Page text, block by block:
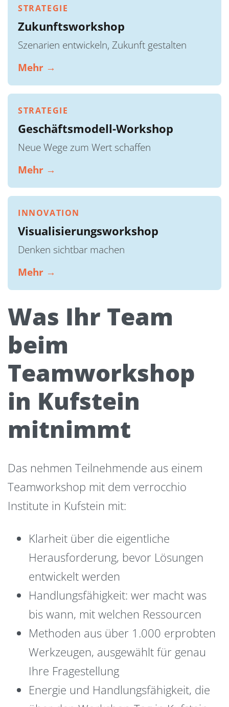
STRATEGIE
Zukunftsworkshop
Szenarien entwickeln, Zukunft gestalten
Mehr →
STRATEGIE
Geschäftsmodell-Workshop
Neue Wege zum Wert schaffen
Mehr →
INNOVATION
Visualisierungsworkshop
Denken sichtbar machen
Mehr →
Was Ihr Team
beim
Teamworkshop
in Kufstein
mitnimmt
Das nehmen Teilnehmende aus einem
Teamworkshop mit dem verrocchio
Institute in Kufstein mit:
Klarheit über die eigentliche
Herausforderung, bevor Lösungen
entwickelt werden
Handlungsfähigkeit: wer macht was
bis wann, mit welchen Ressourcen
Methoden aus über 1.000 erprobten
Werkzeugen, ausgewählt für genau
Ihre Fragestellung
Energie und Handlungsfähigkeit, die